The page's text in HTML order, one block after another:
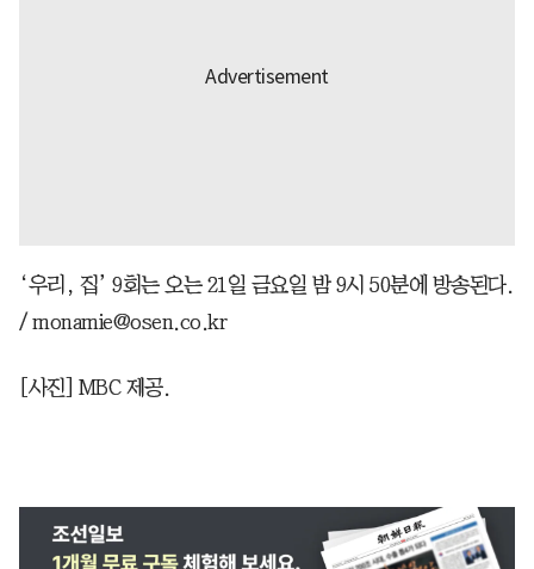
‘우리, 집’ 9회는 오는 21일 금요일 밤 9시 50분에 방송된다.
/ monamie@osen.co.kr
[사진] MBC 제공.